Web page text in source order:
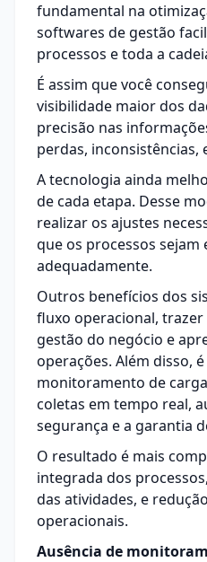
fundamental na
softwares de gestão
processos e toda a
É assim que você
visibilidade maior dos
precisão nas
perdas, inconsistências,
A tecnologia ainda
de cada etapa. Desse
realizar os ajustes
que os processos sejam
adequadamente.
Outros benefícios dos
fluxo operacional,
gestão do negócio e
operações. Além disso,
monitoramento de
coletas em tempo real,
segurança e a garantia
O resultado é mais
integrada dos
das atividades, e
operacionais.
Ausência de